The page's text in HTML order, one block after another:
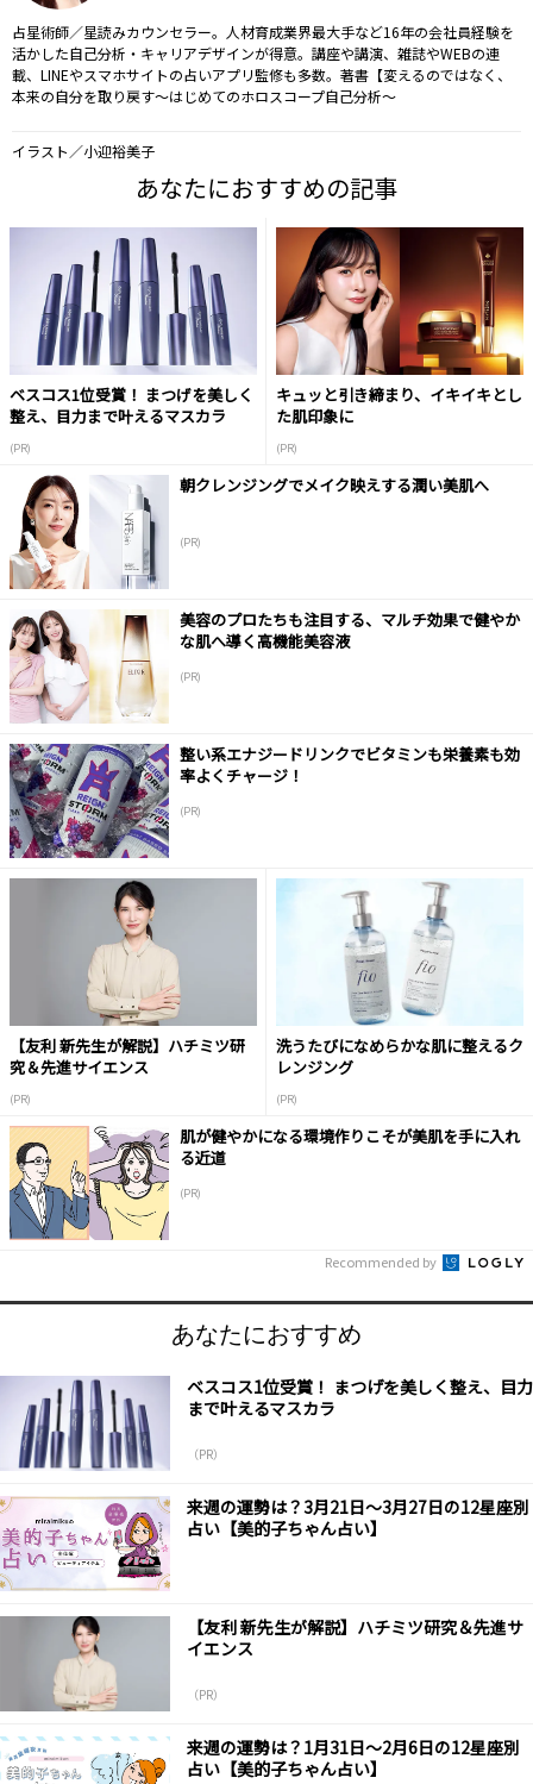
占星術師／星読みカウンセラー。人材育成業界最大手など16年の会社員経験を
活かした自己分析・キャリアデザインが得意。講座や講演、雑誌やWEBの連
載、LINEやスマホサイトの占いアプリ監修も多数。著書【変えるのではなく、
本来の自分を取り戻す～はじめてのホロスコープ自己分析～
イラスト／小迎裕美子
あなたにおすすめの記事
ベスコス1位受賞！ まつげを美しく
整え、目力まで叶えるマスカラ
(PR)
キュッと引き締まり、イキイキとし
た肌印象に
(PR)
朝クレンジングでメイク映えする潤い美肌へ
(PR)
美容のプロたちも注目する、マルチ効果で健やか
な肌へ導く高機能美容液
(PR)
整い系エナジードリンクでビタミンも栄養素も効
率よくチャージ！
(PR)
【友利 新先生が解説】ハチミツ研
究＆先進サイエンス
(PR)
洗うたびになめらかな肌に整えるク
レンジング
(PR)
肌が健やかになる環境作りこそが美肌を手に入れ
る近道
(PR)
Recommended by
あなたにおすすめ
ベスコス1位受賞！ まつげを美しく整え、目力
まで叶えるマスカラ
（PR）
来週の運勢は？3月21日～3月27日の12星座別
占い【美的子ちゃん占い】
【友利 新先生が解説】ハチミツ研究＆先進サ
イエンス
（PR）
来週の運勢は？1月31日～2月6日の12星座別
占い【美的子ちゃん占い】